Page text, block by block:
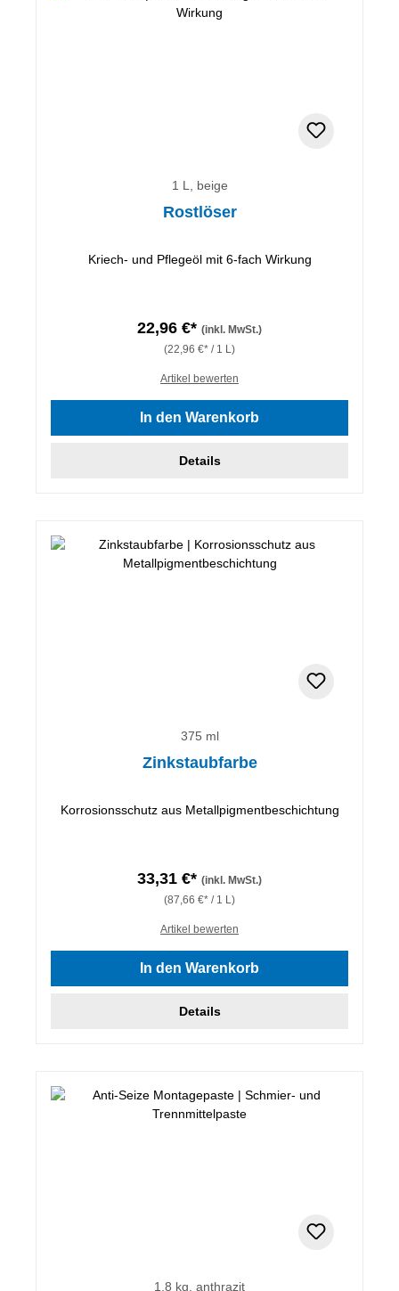
1 L, beige
Rostlöser
Kriech- und Pflegeöl mit 6-fach Wirkung
22,96 €* (inkl. MwSt.)
(22,96 €* / 1 L)
Artikel bewerten
In den Warenkorb
Details
375 ml
Zinkstaubfarbe
Korrosionsschutz aus Metallpigmentbeschichtung
33,31 €* (inkl. MwSt.)
(87,66 €* / 1 L)
Artikel bewerten
In den Warenkorb
Details
1,8 kg, anthrazit